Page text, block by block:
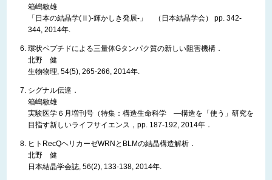
箱嶋敏雄
「日本の結晶学(Ⅱ)-輝かしき発展-」 （日本結晶学会） pp. 342-
344, 2014年.
環状ペプチドによる三量体Gタンパク質の新しい阻害機構．
北野 健
生物物理, 54(5), 265-266, 2014年.
シグナル伝達．
箱嶋敏雄
実験医学６月増刊号（特集：構造生命科学 ―構造を「使う」研究を
目指す新しいライフサイエンス，pp. 187-192, 2014年．
ヒトRecQヘリカーゼWRNとBLMの結晶構造解析．
北野 健
日本結晶学会誌, 56(2), 133-138, 2014年.